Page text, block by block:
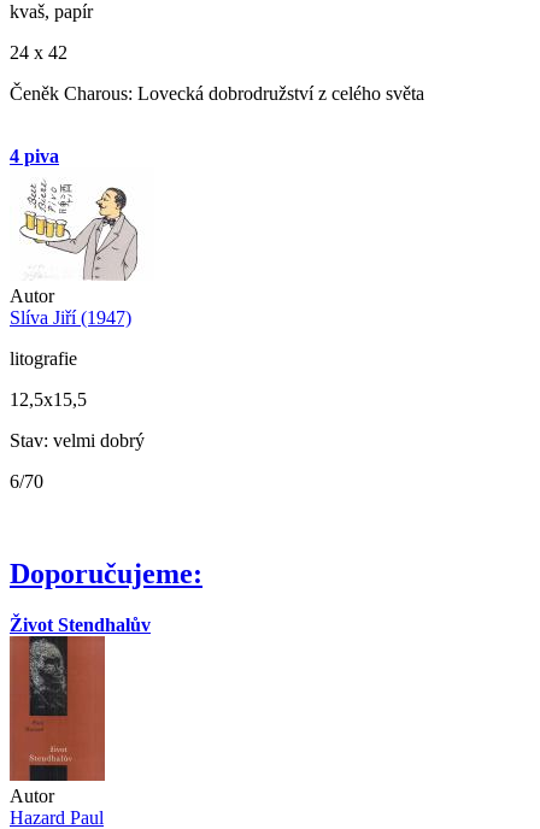
kvaš, papír
24 x 42
Čeněk Charous: Lovecká dobrodružství z celého světa
4 piva
Autor
Slíva Jiří (1947)
litografie
12,5x15,5
Stav: velmi dobrý
6/70
Doporučujeme:
Život Stendhalův
Autor
Hazard Paul